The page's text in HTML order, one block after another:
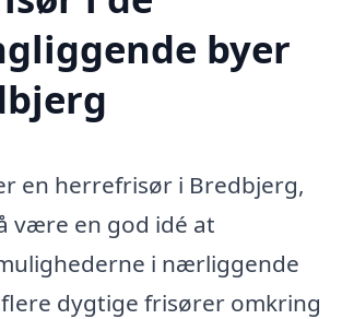
byer
en herrefrisør i Bredbjerg,
være en god idé at
i nærliggende
dygtige frisører omkring